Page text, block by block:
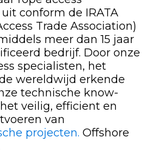
conform de IRATA
Trade Association)
meer dan 15 jaar
bedrijf. Door onze
specialisten, het
wereldwijd erkende
technische know-
veilig, efficient en
van
projecten. Offshore